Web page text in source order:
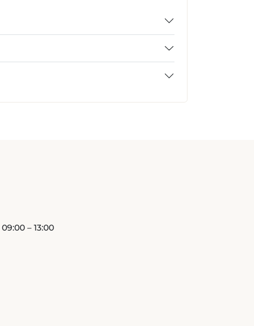
09:00 – 13:00